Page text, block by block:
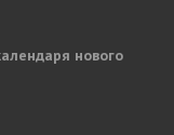
нового